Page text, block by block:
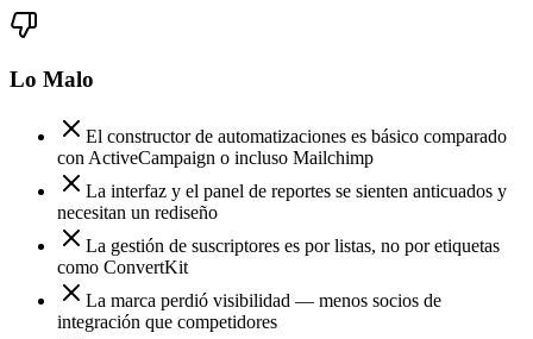
Lo Malo
El constructor de automatizaciones es básico comparado
con ActiveCampaign o incluso Mailchimp
La interfaz y el panel de reportes se sienten anticuados y
necesitan un rediseño
La gestión de suscriptores es por listas, no por etiquetas
como ConvertKit
La marca perdió visibilidad — menos socios de
integración que competidores